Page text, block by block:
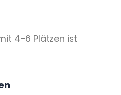
4–6 Plätzen ist